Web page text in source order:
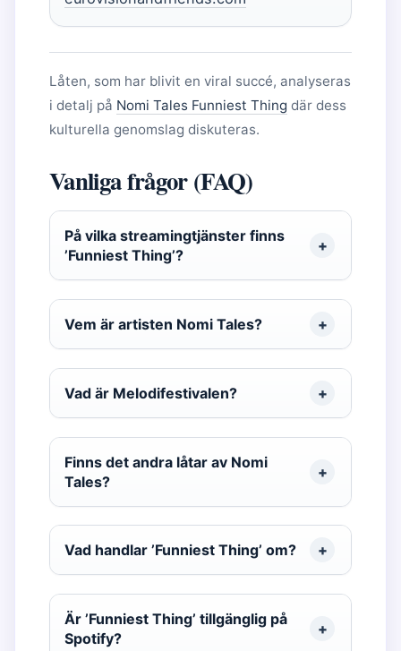
Låten, som har blivit en viral succé, analyseras
i detalj på Nomi Tales Funniest Thing där dess
kulturella genomslag diskuteras.
Vanliga frågor (FAQ)
På vilka streamingtjänster finns
’Funniest Thing’?
Vem är artisten Nomi Tales?
Vad är Melodifestivalen?
Finns det andra låtar av Nomi
Tales?
Vad handlar ’Funniest Thing’ om?
Är ’Funniest Thing’ tillgänglig på
Spotify?